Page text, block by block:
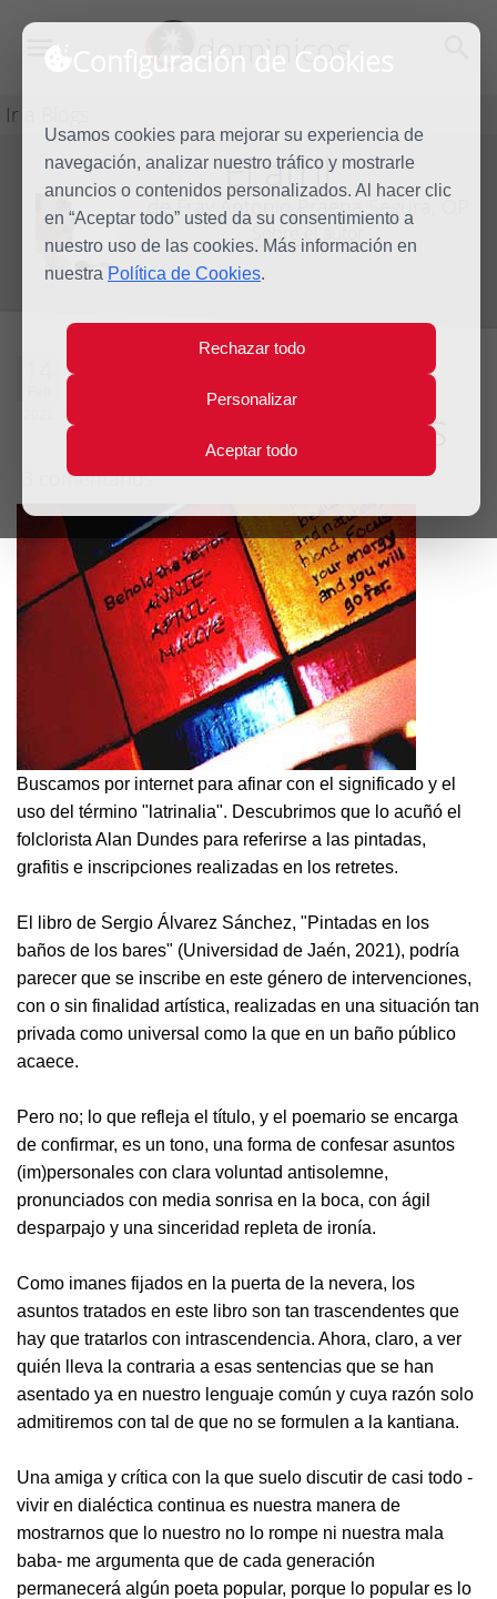
Configuración de Cookies
Usamos cookies para mejorar su experiencia de
navegación, analizar nuestro tráfico y mostrarle
anuncios o contenidos personalizados. Al hacer clic
en “Aceptar todo” usted da su consentimiento a
nuestro uso de las cookies. Más información en
nuestra Política de Cookies.
Rechazar todo
Personalizar
Aceptar todo
dominicos
Ir a Blogs
BlogEl atril
de Fray Antonio Praena Segura, OP
Sobre el autor
Pintadas en los
baños de los bares
3 comentarios
Buscamos por internet para afinar con el significado y el
uso del término "latrinalia". Descubrimos que lo acuñó el
folclorista Alan Dundes para referirse a las pintadas,
grafitis e inscripciones realizadas en los retretes.
El libro de Sergio Álvarez Sánchez, "Pintadas en los
baños de los bares" (Universidad de Jaén, 2021), podría
parecer que se inscribe en este género de intervenciones,
con o sin finalidad artística, realizadas en una situación tan
privada como universal como la que en un baño público
acaece.
Pero no; lo que refleja el título, y el poemario se encarga
de confirmar, es un tono, una forma de confesar asuntos
(im)personales con clara voluntad antisolemne,
pronunciados con media sonrisa en la boca, con ágil
desparpajo y una sinceridad repleta de ironía.
Como imanes fijados en la puerta de la nevera, los
asuntos tratados en este libro son tan trascendentes que
hay que tratarlos con intrascendencia. Ahora, claro, a ver
quién lleva la contraria a esas sentencias que se han
asentado ya en nuestro lenguaje común y cuya razón solo
admitiremos con tal de que no se formulen a la kantiana.
Una amiga y crítica con la que suelo discutir de casi todo -
vivir en dialéctica continua es nuestra manera de
mostrarnos que lo nuestro no lo rompe ni nuestra mala
baba- me argumenta que de cada generación
permanecerá algún poeta popular, porque lo popular es lo